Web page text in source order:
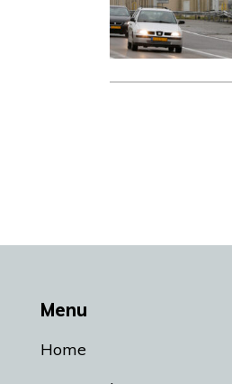
Menu
Home